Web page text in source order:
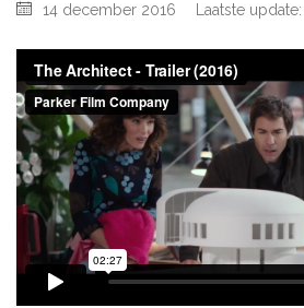
14 december 2016 Laatste